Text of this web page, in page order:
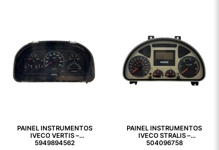
PAINEL INSTRUMENTOS
IVECO VERTIS –
5949894562
PAINEL INSTRUMENTOS
IVECO STRALIS –
504096758